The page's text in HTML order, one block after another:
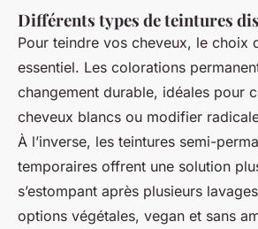
Différents types de teintures
Pour teindre vos cheveux, le choix
essentiel. Les colorations
changement durable, idéales pour
cheveux blancs ou modifier
À l’inverse, les teintures semi-
temporaires offrent une solution
s’estompant après plusieurs
options végétales, vegan et sans